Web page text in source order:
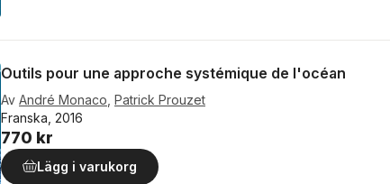
Outils pour une approche systémique de l'océan
Av André Monaco Patrick Prouzet
Franska, 2016
770 kr
Lägg i varukorg